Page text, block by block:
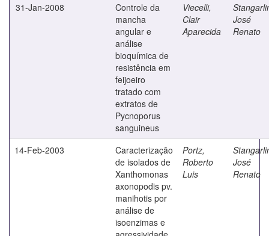
31-Jan-2008
Controle da
mancha
angular e
análise
bioquímica de
resistência em
feijoeiro
tratado com
extratos de
Pycnoporus
sanguineus
Viecelli,
Clair
Aparecida
José
Renato
14-Feb-2003
Caracterização
de isolados de
Xanthomonas
axonopodis pv.
manihotis por
análise de
isoenzimas e
Portz,
Roberto
Luis
José
Renato